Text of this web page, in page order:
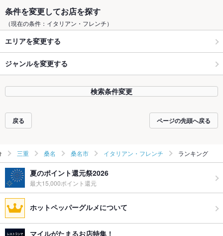
条件を変更してお店を探す
（現在の条件：イタリアン・フレンチ）
エリアを変更する
ジャンルを変更する
検索条件変更
戻る ページの先頭へ戻る
三重 桑名 桑名市 イタリアン・フレンチ ランキング
夏のポイント還元祭2026
最大15,000ポイント還元
ホットペッパーグルメについて
マイルがたまるお店特集！